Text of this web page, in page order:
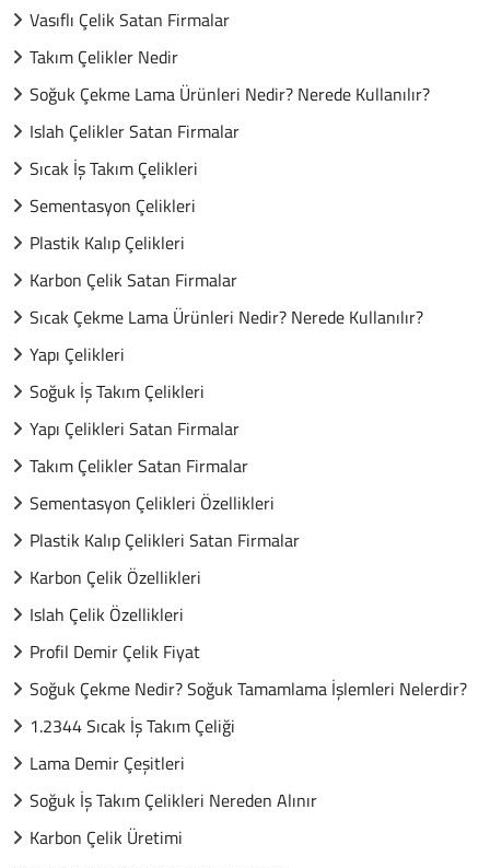
Vasıflı Çelik Satan Firmalar
Takım Çelikler Nedir
Soğuk Çekme Lama Ürünleri Nedir? Nerede Kullanılır?
Islah Çelikler Satan Firmalar
Sıcak İş Takım Çelikleri
Sementasyon Çelikleri
Plastik Kalıp Çelikleri
Karbon Çelik Satan Firmalar
Sıcak Çekme Lama Ürünleri Nedir? Nerede Kullanılır?
Yapı Çelikleri
Soğuk İş Takım Çelikleri
Yapı Çelikleri Satan Firmalar
Takım Çelikler Satan Firmalar
Sementasyon Çelikleri Özellikleri
Plastik Kalıp Çelikleri Satan Firmalar
Karbon Çelik Özellikleri
Islah Çelik Özellikleri
Profil Demir Çelik Fiyat
Soğuk Çekme Nedir? Soğuk Tamamlama İşlemleri Nelerdir?
1.2344 Sıcak İş Takım Çeliği
Lama Demir Çeşitleri
Soğuk İş Takım Çelikleri Nereden Alınır
Karbon Çelik Üretimi